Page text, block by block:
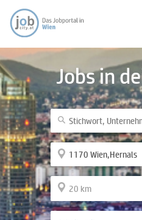
Jobs in